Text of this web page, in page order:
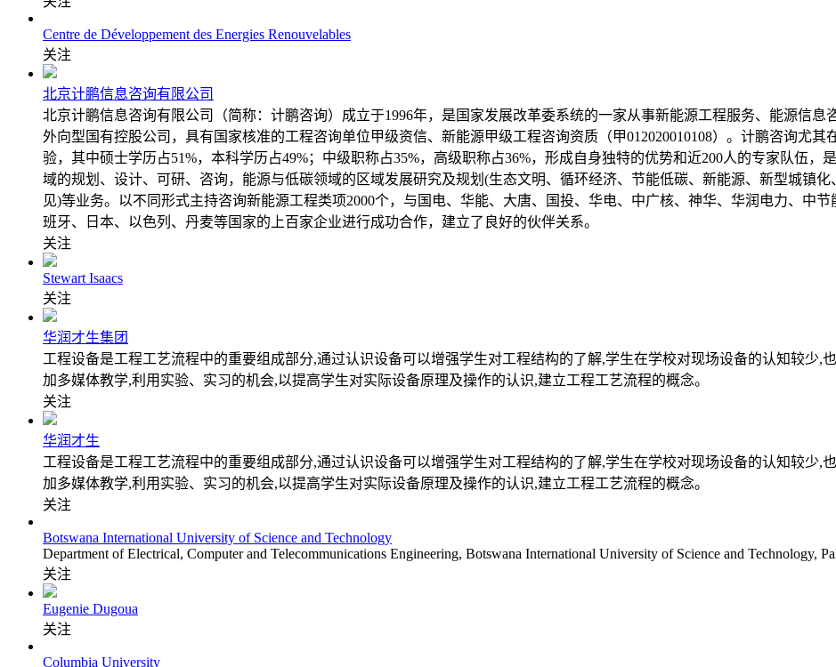
Centre de Développement des Energies Renouvelables
关注
北京计鹏信息咨询有限公司
北京计鹏信息咨询有限公司（简称：计鹏咨询）成立于1996年，是国家发展改革委系统的一家从事新能源工程服务、能源信息
外向型国有控股公司，具有国家核准的工程咨询单位甲级资信、新能源甲级工程咨询资质（甲012020010108）。计鹏咨询尤
验，其中硕士学历占51%，本科学历占49%；中级职称占35%，高级职称占36%，形成自身独特的优势和近200人的专家队伍
域的规划、设计、可研、咨询，能源与低碳领域的区域发展研究及规划(生态文明、循环经济、节能低碳、新能源、新型城镇
见)等业务。以不同形式主持咨询新能源工程类项2000个，与国电、华能、大唐、国投、华电、中广核、神华、华润电力、中
班牙、日本、以色列、丹麦等国家的上百家企业进行成功合作，建立了良好的伙伴关系。
关注
Stewart Isaacs
关注
华润才生集团
工程设备是工程工艺流程中的重要组成部分,通过认识设备可以增强学生对工程结构的了解,学生在学校对现场设备的认知较少,
加多媒体教学,利用实验、实习的机会,以提高学生对实际设备原理及操作的认识,建立工程工艺流程的概念。
关注
华润才生
工程设备是工程工艺流程中的重要组成部分,通过认识设备可以增强学生对工程结构的了解,学生在学校对现场设备的认知较少,
加多媒体教学,利用实验、实习的机会,以提高学生对实际设备原理及操作的认识,建立工程工艺流程的概念。
关注
Botswana International University of Science and Technology
Department of Electrical, Computer and Telecommunications Engineering, Botswana International University of Science and Technology,
关注
Eugenie Dugoua
关注
Columbia University